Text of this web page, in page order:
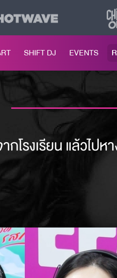
SHIFT DJ EVENTS
โรงเรียน แล้วไป